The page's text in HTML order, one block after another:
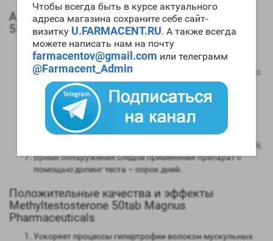
Чтобы всегда быть в курсе актуального
адреса магазина сохраните себе сайт-
визитку U.FARMACENT.RU. А также всегда
можете написать нам на почту
farmacentov@gmail.com или телеграмм
@Farmacent_Admin
Анаболический профиль Methyltestosterone
50tab Magnus
Анаболическая активность – 100 процентов в
сравнении мужским гормоном;
Андрогенная активность – 100 процентов в сравнении с
мужским гормоном;
Способность конвертироваться в женские гормоны
(ароматизация) – высокая;
Степень нагрузки на печень – отсутствует;
Форма выпуска – инъекционная;
Длительность воздействия на организм – от 2 до 3 дней;
Время обнаружения следов применения препарат с
помощью допинг теста – сорок дней.
Положительные качества и эффекты
Methyltestosterone 50tab Magnus
Pharmaceuticals
Ускоряет процессы гипертрофии волокон мускульных